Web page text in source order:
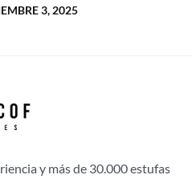
3, 2025
y más de 30.000 estufas